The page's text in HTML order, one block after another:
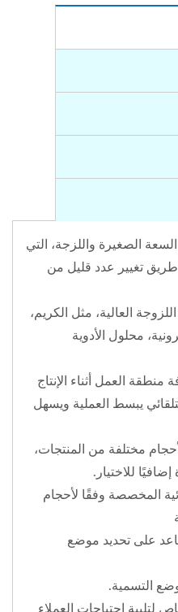
الصغيرة واللزجة، التي
طريق تغيير عدد قليل من
العالية، مثل الكريم،
محلول الأدوية
يبسط العملية ويسهل
مختلفة من المنتجات،
للاختيار.
المخصصة وفقًا لأحجام
على تحديد موضع
التسمية.
احتياجات العملاء